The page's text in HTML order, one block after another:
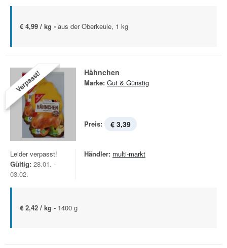
€ 4,99 / kg - aus der Oberkeule, 1 kg
Verpasst! Hähnchen
Marke: Gut & Günstig
Preis: € 3,39
Leider verpasst!
Gültig: 28.01. -
03.02.
Händler: multi-markt
€ 2,42 / kg - 1400 g